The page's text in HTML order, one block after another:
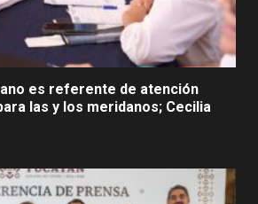
es referente de atención
las y los meridanos; Cecilia